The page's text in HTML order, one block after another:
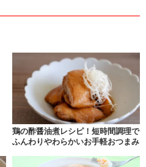
鶏の酢醤油煮レシピ！短時間調理で
ふんわりやわらかいお手軽おつまみ